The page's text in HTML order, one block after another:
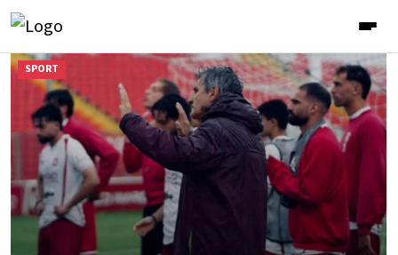
SPORT